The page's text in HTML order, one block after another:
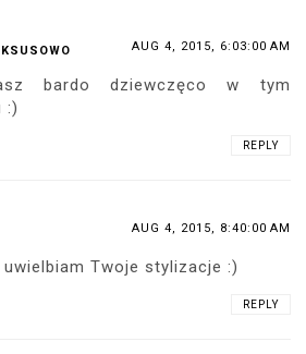
AUG 4, 2015, 6:03:00 AM
bardo dziewczęco w tym
:)
REPLY
AUG 4, 2015, 8:40:00 AM
uwielbiam Twoje stylizacje :)
REPLY